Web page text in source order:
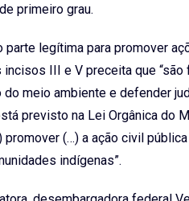
primeiro grau.
parte legítima para promover
III e V preceita que “são
meio ambiente e defender
previsto na Lei Orgânica do
(…) a ação civil
indígenas”.